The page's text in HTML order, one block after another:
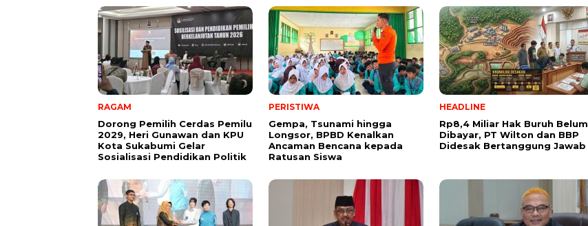
RAGAM
Dorong Pemilih Cerdas Pemilu
2029, Heri Gunawan dan KPU
Kota Sukabumi Gelar
Sosialisasi Pendidikan Politik
PERISTIWA
Gempa, Tsunami hingga
Longsor, BPBD Kenalkan
Ancaman Bencana kepada
Ratusan Siswa
HEADLINE
Rp8,4 Miliar Hak Buruh Belum
Dibayar, PT Wilton dan BBP
Didesak Bertanggung Jawab